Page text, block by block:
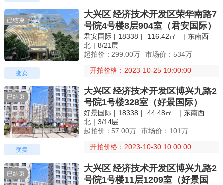
变卖
大兴区 经济技术开发区荣华南路7
号院4号楼8层904室（君安国际）
君安国际 | 18338 | 116.42㎡ | 东南西
北 | 8/21层
起拍价：299.00万
市场价：534万
开拍价格：2023-10-25 10:00:00
已结束
变卖
大兴区 经济技术开发区博兴九路2
号院1号楼328室（好景国际）
好景国际 | 18338 | 44.48㎡ | 东南西
北 | 3/14层
起拍价：57.00万
市场价：101万
开拍价格：2023-10-30 10:00:00
已结束
大兴区 经济技术开发区博兴九路2
号院1号楼11层1209室（好景国
已结束